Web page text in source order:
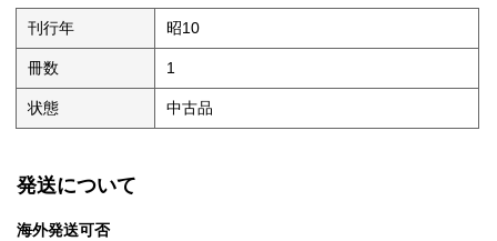
刊行年 昭10
冊数 1
状態 中古品
発送について
海外発送可否